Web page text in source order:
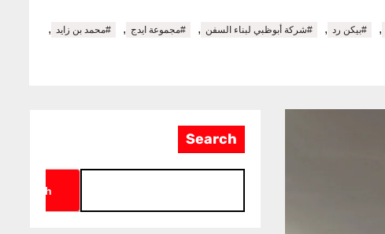
, #بيكن رد , #شركة أبوظبي لبناء السفن , #مجموعة ايدج , #محمد بن زايد ,
Search
Search